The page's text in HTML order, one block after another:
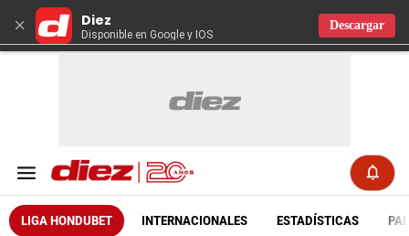
× Diez
Disponible en Google y IOS
Descargar
LIGA HONDUBET INTERNACIONALES ESTADÍSTICAS